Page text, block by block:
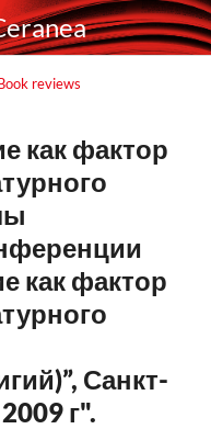
reviews
как фактор
как фактор
Санкт-
г".